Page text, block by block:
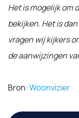
Het is mogelijk om
bekijken. Het is
vragen wij kijkers
de aanwijzingen
Bron: Woonvizier